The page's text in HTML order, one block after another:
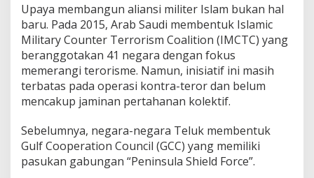
–
s
a
e
l
Upaya membangun aliansi militer Islam bukan hal
baru. Pada 2015, Arab Saudi membentuk Islamic
Military Counter Terrorism Coalition (IMCTC) yang
beranggotakan 41 negara dengan fokus
memerangi terorisme. Namun, inisiatif ini masih
terbatas pada operasi kontra-teror dan belum
mencakup jaminan pertahanan kolektif.
Sebelumnya, negara-negara Teluk membentuk
Gulf Cooperation Council (GCC) yang memiliki
pasukan gabungan “Peninsula Shield Force”.